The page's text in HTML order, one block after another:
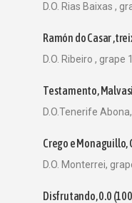
D.O. Rias Baixas ,
Ramón do Casar
D.O. Ribeiro , grape
Testamento,
D.O.Tenerife
Crego e Monaguillo,
D.O. Monterrei,
Disfrutando, 0.0